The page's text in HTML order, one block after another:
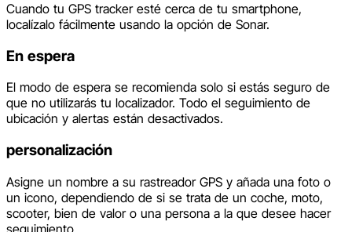
Cuando tu GPS tracker esté cerca de tu smartphone,
localízalo fácilmente usando la opción de Sonar.
En espera
El modo de espera se recomienda solo si estás seguro de
que no utilizarás tu localizador. Todo el seguimiento de
ubicación y alertas están desactivados.
personalización
Asigne un nombre a su rastreador GPS y añada una foto o
un icono, dependiendo de si se trata de un coche, moto,
scooter, bien de valor o una persona a la que desee hacer
seguimiento, ...